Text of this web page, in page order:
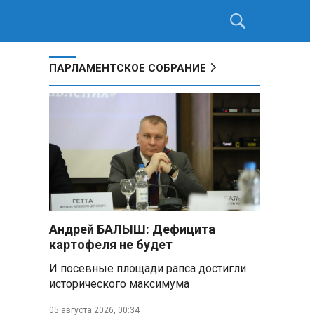
ПАРЛАМЕНТСКОЕ СОБРАНИЕ
Андрей БАЛЫШ: Дефицита
картофеля не будет
И посевные площади рапса достигли
исторического максимума
05 августа 2026, 00:34